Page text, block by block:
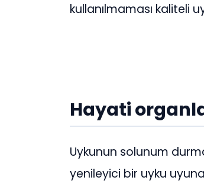
kullanılmaması kaliteli
Hayati
Uykunun solunum
yenileyici bir uyku